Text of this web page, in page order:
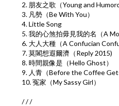
2. 朋友之歌（Young and
3. 凡勢（Be With You）
4. Little Song
5. 我的心煞拍毋見我的名（A
6. 大人大種（A Confucian
7. 莫閣想遐爾濟（Reply 2015)
8. 時間親像是（Hello Ghost）
9. 人青（Before the Coffee
10. 冤家（My Sassy Girl）
/ / /